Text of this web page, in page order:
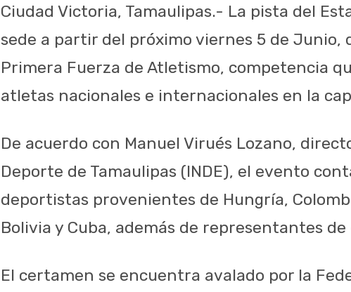
Ciudad Victoria, Tamaulipas.- La pista del
sede a partir del próximo viernes 5 de Junio,
Primera Fuerza de Atletismo, competencia
atletas nacionales e internacionales en la
De acuerdo con Manuel Virués Lozano,
Deporte de Tamaulipas (INDE), el evento
deportistas provenientes de Hungría,
Bolivia y Cuba, además de representantes
El certamen se encuentra avalado por la